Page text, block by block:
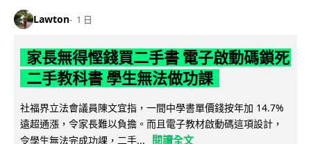
Lawton 1 日
家長無得慳錢買二手書 電子啟動碼鎖死
二手教科書 學生無法做功課
社福界立法會議員陳文宜指，一間中學書單價錢按年加 14.7%
遠超通漲，令家長難以負擔。而且電子教材啟動碼這項設計，
令學生無法完成功課，二手...
閱讀全文